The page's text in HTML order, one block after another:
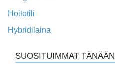
Hoitotili
Hybridilaina
SUOSITUIMMAT TÄNÄÄN